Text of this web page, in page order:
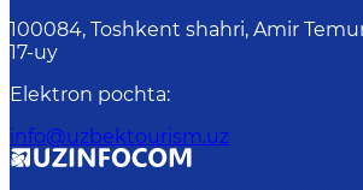
100084, Toshkent shahri, Amir
17-uy
Elektron pochta:
info@uzbektourism.uz